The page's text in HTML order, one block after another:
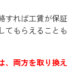
すれば工賃が保証
てもらえることも
、両方を取り換え